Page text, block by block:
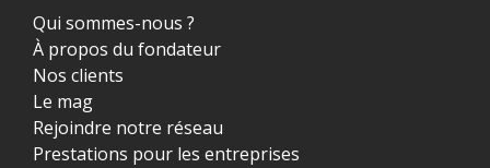
Qui sommes-nous ?
À propos du fondateur
Nos clients
Le mag
Rejoindre notre réseau
Prestations pour les entreprises